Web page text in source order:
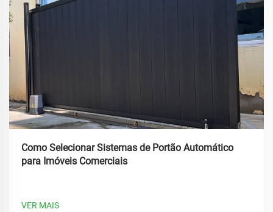
Como Selecionar Sistemas de Portão Automático
para Imóveis Comerciais
VER MAIS